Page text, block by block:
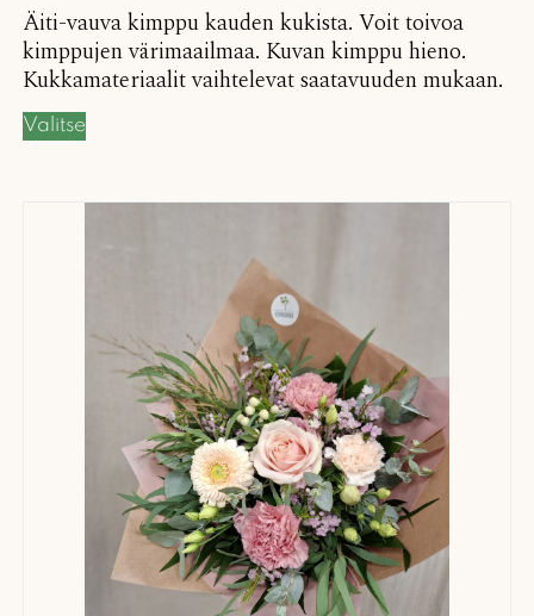
Äiti-vauva kimppu kauden kukista. Voit toivoa
kimppujen värimaailmaa. Kuvan kimppu hieno.
Kukkamateriaalit vaihtelevat saatavuuden mukaan.
Valitse